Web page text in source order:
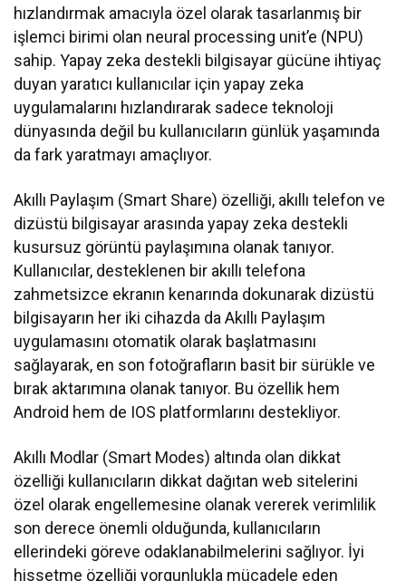
hızlandırmak amacıyla özel olarak tasarlanmış bir
işlemci birimi olan neural processing unit’e (NPU)
sahip. Yapay zeka destekli bilgisayar gücüne ihtiyaç
duyan yaratıcı kullanıcılar için yapay zeka
uygulamalarını hızlandırarak sadece teknoloji
dünyasında değil bu kullanıcıların günlük yaşamında
da fark yaratmayı amaçlıyor.
Akıllı Paylaşım (Smart Share) özelliği, akıllı telefon ve
dizüstü bilgisayar arasında yapay zeka destekli
kusursuz görüntü paylaşımına olanak tanıyor.
Kullanıcılar, desteklenen bir akıllı telefona
zahmetsizce ekranın kenarında dokunarak dizüstü
bilgisayarın her iki cihazda da Akıllı Paylaşım
uygulamasını otomatik olarak başlatmasını
sağlayarak, en son fotoğrafların basit bir sürükle ve
bırak aktarımına olanak tanıyor. Bu özellik hem
Android hem de IOS platformlarını destekliyor.
Akıllı Modlar (Smart Modes) altında olan dikkat
özelliği kullanıcıların dikkat dağıtan web sitelerini
özel olarak engellemesine olanak vererek verimlilik
son derece önemli olduğunda, kullanıcıların
ellerindeki göreve odaklanabilmelerini sağlıyor. İyi
hissetme özelliği yorgunlukla mücadele eden